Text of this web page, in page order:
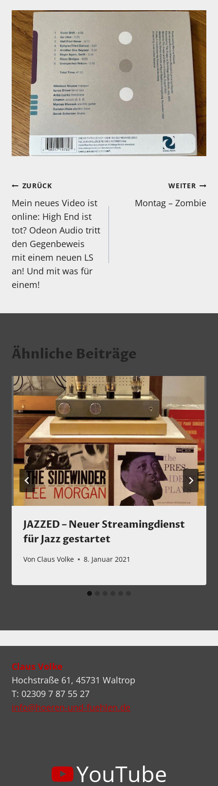
Beitragsnavigation
ZURÜCK
Mein neues Video ist
online: High End ist
tot? Odeon Audio tritt
den Gegenbeweis
mit einem neuen LS
an! Und mit was für
einem!
WEITER
Montag – Zombie
Ähnliche Beiträge
JAZZED – Neuer Streamingdienst
für Jazz gestartet
Von Claus Volke 8. Januar 2021
Claus Volke
Hochstraße 61, 45731 Waltrop
T: 02309 7 87 55 27
info@hoeren-und-fuehlen.de
YouTube